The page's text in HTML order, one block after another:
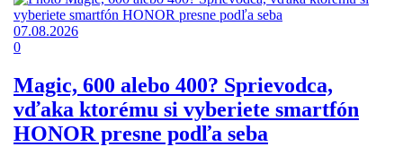
07.08.2026
0
Magic, 600 alebo 400? Sprievodca,
vďaka ktorému si vyberiete smartfón
HONOR presne podľa seba